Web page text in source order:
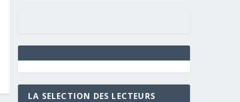
LA SELECTION DES LECTEURS